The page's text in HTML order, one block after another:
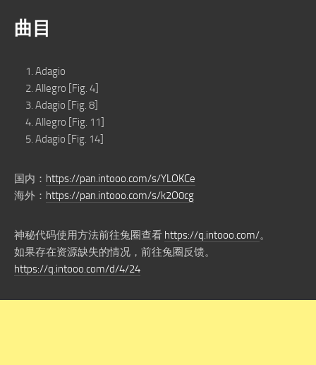
曲目
Adagio
Allegro [Fig. 4]
Adagio [Fig. 8]
Allegro [Fig. 11]
Adagio [Fig. 14]
国内： https://pan.intooo.com/s/YLOKCe
海外： https://pan.intooo.com/s/k2O0cg
神秘代码使用方法前往兔圈查看 https://q.intooo.com/。
如果存在资源缺失的情况，前往兔圈反馈。
https://q.intooo.com/d/4/24